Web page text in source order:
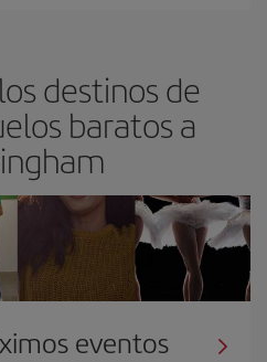
destinos de
baratos a
eventos